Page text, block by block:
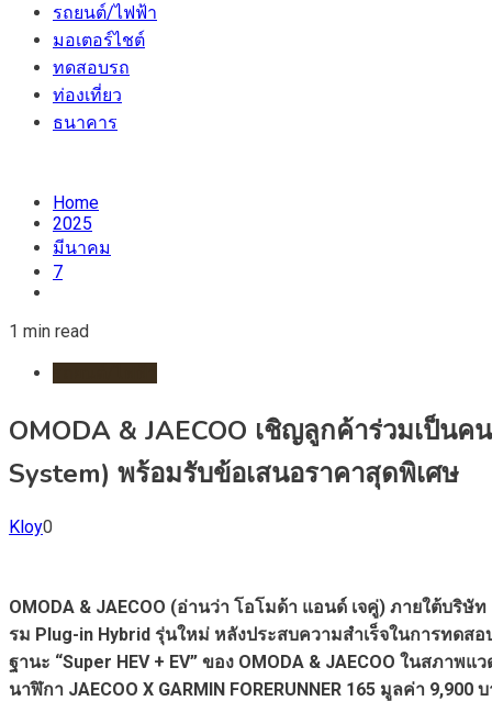
รถยนต์/ไฟฟ้า
มอเตอร์ไชต์
ทดสอบรถ
ท่องเที่ยว
ธนาคาร
Home
2025
มีนาคม
7
1 min read
OMODA & JAECOO เชิญลูกค้าร่วมเป็น
System) พร้อมรับข้อเสนอราคาสุดพิเศษ
Kloy0
OMODA & JAECOO (อ่านว่า โอโมด้า แอนด์ เจคู่) ภายใต้บริ
รม Plug-in Hybrid รุ่นใหม่ หลังประสบความสำเร็จในการทดส
ฐานะ “Super HEV + EV” ของ OMODA & JAECOO ในสภ
นาฬิกา JAECOO X GARMIN FORERUNNER 165 มูลค่า